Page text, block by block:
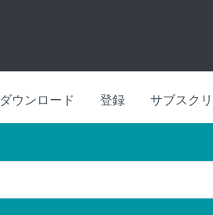
ダウンロード 登録 サブスク